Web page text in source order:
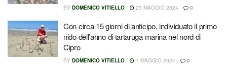
BY DOMENICO VITIELLO 23 MAGGIO 2024 0
Con circa 15 giorni di anticipo, individuato il primo
nido dell’anno di tartaruga marina nel nord di
Cipro
BY DOMENICO VITIELLO 7 MAGGIO 2024 0